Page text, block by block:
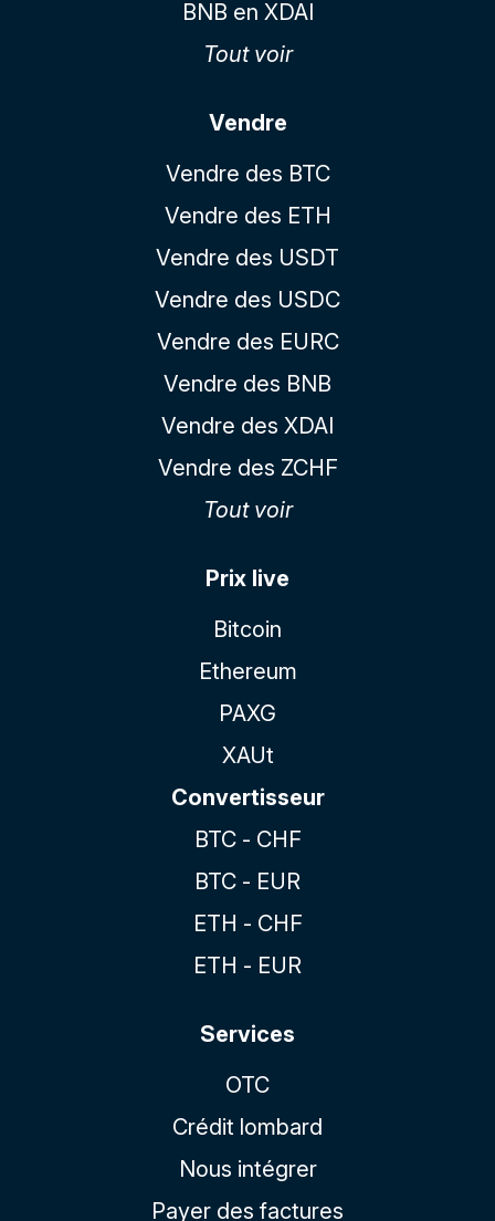
BNB en XDAI
Tout voir
Vendre
Vendre des BTC
Vendre des ETH
Vendre des USDT
Vendre des USDC
Vendre des EURC
Vendre des BNB
Vendre des XDAI
Vendre des ZCHF
Tout voir
Prix live
Bitcoin
Ethereum
PAXG
XAUt
Convertisseur
BTC - CHF
BTC - EUR
ETH - CHF
ETH - EUR
Services
OTC
Crédit lombard
Nous intégrer
Payer des factures